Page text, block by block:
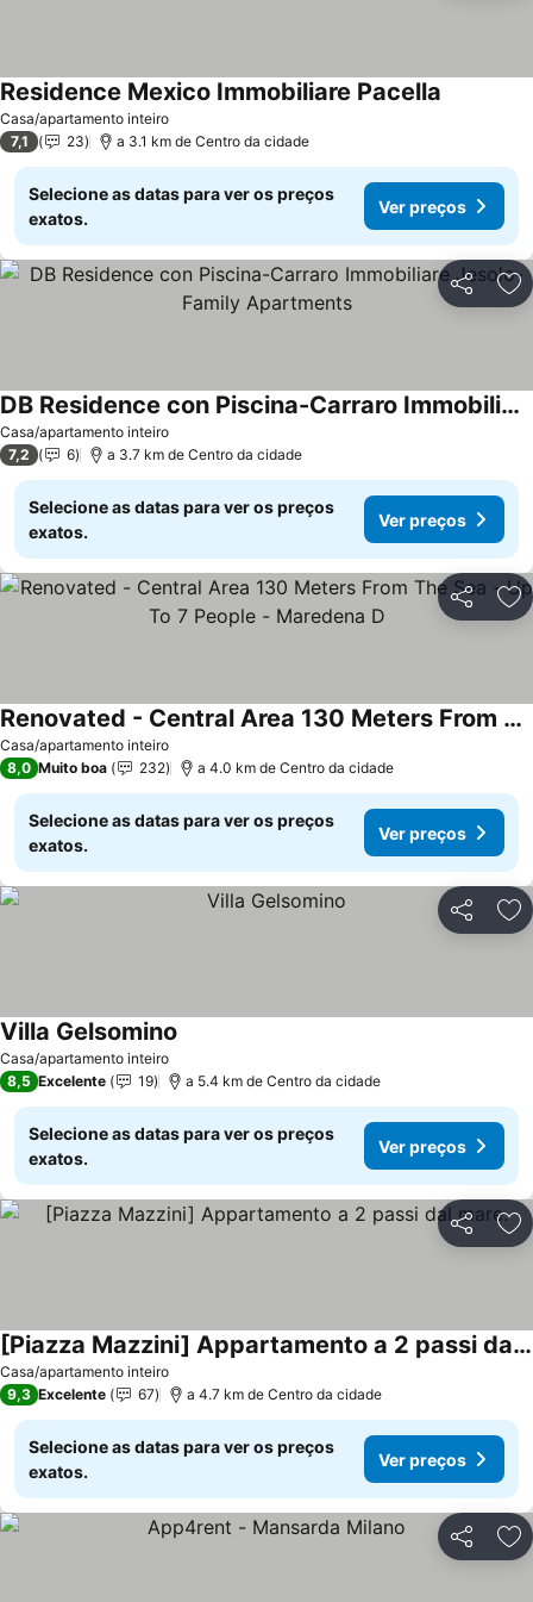
Casa/apartamento inteiro
Residence Mexico Immobiliare Pacella
7,1 23 a 3.1 km de Centro da cidade
Selecione as datas para ver os preços
exatos.
Ver preços
Partilhar
Casa/apartamento inteiro
DB Residence con Piscina-Carraro Immobiliare Jesolo-Family Apartments
Ver preços
7,2 6 a 3.7 km de Centro da cidade
Selecione as datas para ver os preços
exatos.
Ver preços
Partilhar
Casa/apartamento inteiro
Renovated - Central Area 130 Meters From The Sea - Up To 7 People - Maredena D
Ver preços
8,0 Muito boa 232 a 4.0 km de Centro da cidade
Selecione as datas para ver os preços
exatos.
Ver preços
Partilhar
Casa/apartamento inteiro
Villa Gelsomino
8,5 Excelente 19 a 5.4 km de Centro da cidade
Selecione as datas para ver os preços
exatos.
Ver preços
Partilhar
Casa/apartamento inteiro
[Piazza Mazzini] Appartamento a 2 passi dal mare.
Ver preços
9,3 Excelente 67 a 4.7 km de Centro da cidade
Selecione as datas para ver os preços
exatos.
Ver preços
Partilhar